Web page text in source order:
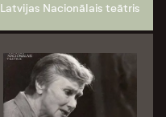
Latvijas Nacionālais teātris